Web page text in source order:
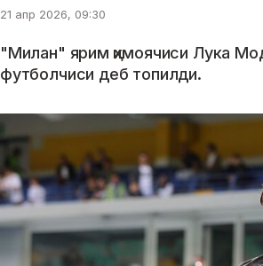
21 апр 2026, 09:30
"Милан" ярим ҳимоячиси Лука
футболчиси деб топилди.